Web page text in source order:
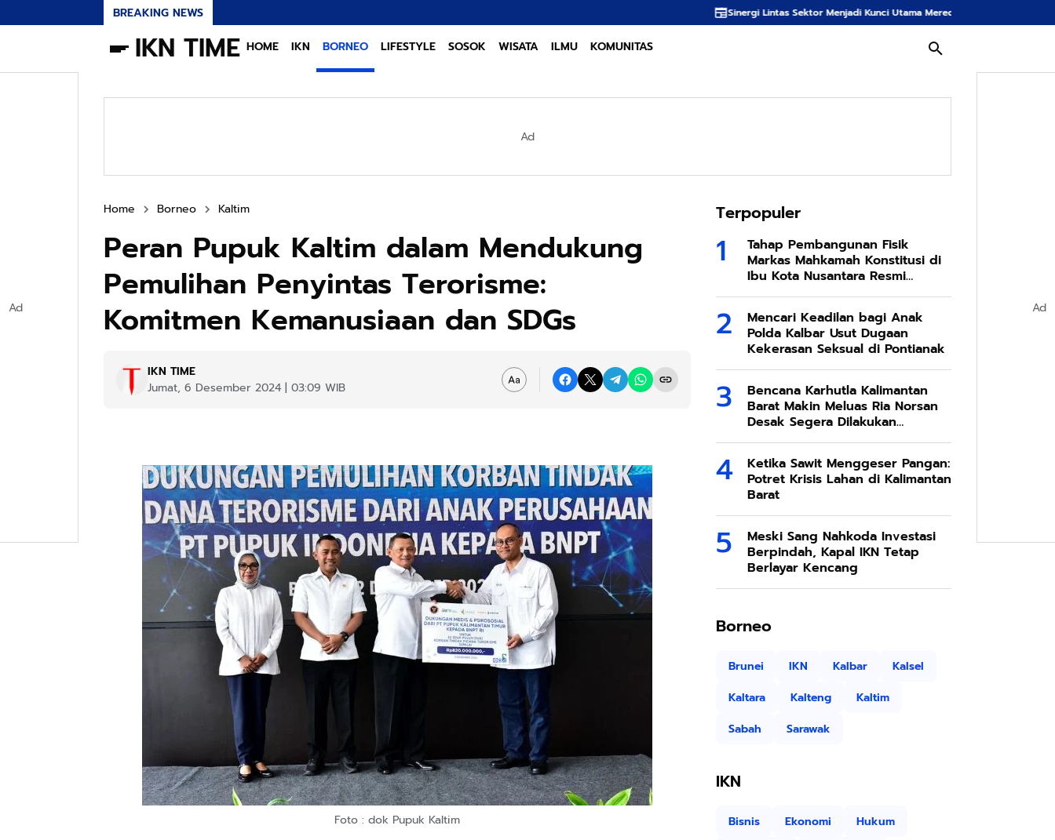
BREAKING NEWS Sinergi Lintas Sektor Menjadi Kunci Utama Meredam Ancaman Kebakaran Hutan di Bumi
IKN TIME HOME IKN BORNEO LIFESTYLE SOSOK WISATA ILMU KOMUNITAS
Ad
Home Borneo Kaltim
Peran Pupuk Kaltim dalam Mendukung
Pemulihan Penyintas Terorisme:
Komitmen Kemanusiaan dan SDGs
IKN TIME
Jumat, 6 Desember 2024 | 03:09 WIB
Foto : dok Pupuk Kaltim
Terpopuler
Tahap Pembangunan Fisik
Markas Mahkamah Konstitusi di
Ibu Kota Nusantara Resmi
Dimulai
Mencari Keadilan bagi Anak
Polda Kalbar Usut Dugaan
Kekerasan Seksual di Pontianak
Bencana Karhutla Kalimantan
Barat Makin Meluas Ria Norsan
Desak Segera Dilakukan
Modifikasi Cuaca
Ketika Sawit Menggeser Pangan:
Potret Krisis Lahan di Kalimantan
Barat
Meski Sang Nahkoda Investasi
Berpindah, Kapal IKN Tetap
Berlayar Kencang
Borneo
Brunei IKN Kalbar
Kalsel
Kaltara
Kalteng
Kaltim
Sabah
Sarawak
IKN
Bisnis Ekonomi
Hukum
Ad Ad